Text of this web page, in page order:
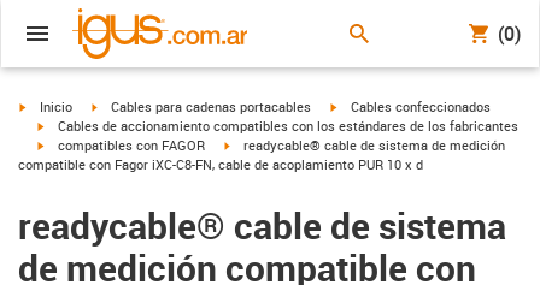
(0)
igus-icon-arrow-right
Inicio igus-icon-arrow-right
Cables para cadenas portacables igus-icon-arrow-right
Cables confeccionados
igus-icon-arrow-right
Cables de accionamiento compatibles con los estándares de los fabricantes
igus-icon-arrow-right
compatibles con FAGOR igus-icon-arrow-right
readycable® cable de sistema de medición
compatible con Fagor iXC-C8-FN, cable de acoplamiento PUR 10 x d
readycable® cable de sistema
de medición compatible con